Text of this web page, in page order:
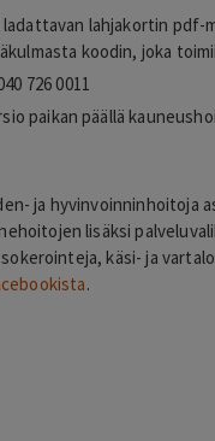
lahjakortin pdf-
koodin, joka
726 0011
paikan päällä
ja hyvinvoinninhoitoja
lisäksi
käsi- ja
.